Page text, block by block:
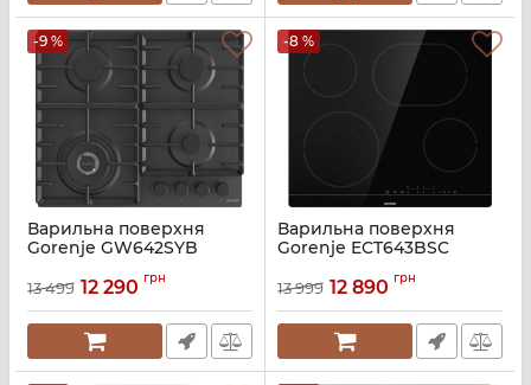
-9 %
Варильна поверхня
Gorenje GW642SYB
13 499 12 290 грн
-8 %
Варильна поверхня
Gorenje ECT643BSC
13 999 12 890 грн